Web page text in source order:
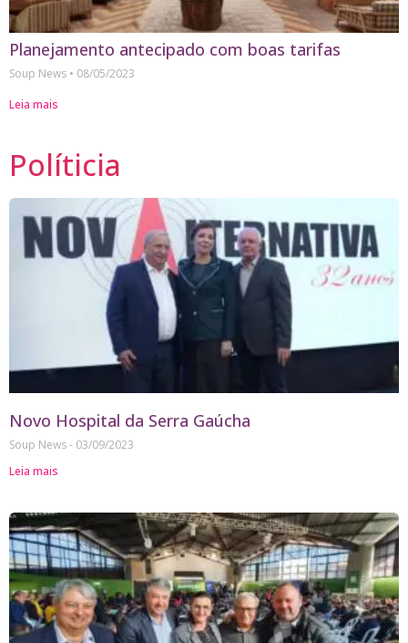
Planejamento antecipado com boas tarifas
Soup News
08/05/2023
Leia mais
Políticia
Novo Hospital da Serra Gaúcha
Soup News
03/09/2023
Leia mais